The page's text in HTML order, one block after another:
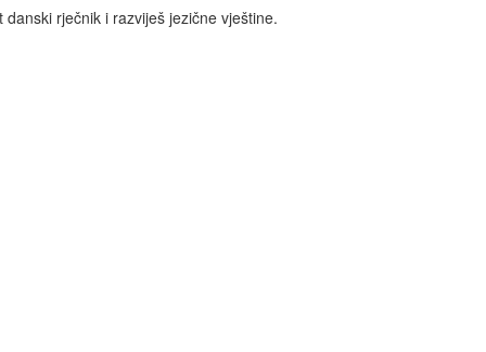
rječnik i razviješ jezične vještine.